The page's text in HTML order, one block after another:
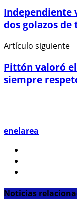
Independiente
dos golazos
Artículo siguiente
Pittón valoró
siempre
enelarea
Noticias